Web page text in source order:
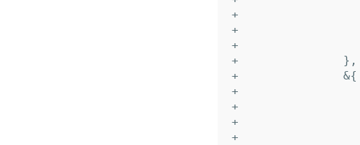
+ 			Desc:     "オフセット（日）",
+ 			Default:  "0",
+ 			TypeName: "int",
+ 		},
+ 		&{
+ 			Name:     "OffsetHour",
+ 			Desc:     "オフセット（時間）",
+ 			Default:  "0",
+ 			TypeName: "int",